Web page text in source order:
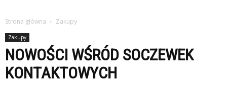
Strona główna Zakupy
Zakupy
NOWOŚCI WŚRÓD SOCZEWEK
KONTAKTOWYCH